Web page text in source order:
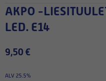
AKPO -LIESITUULETTIMEN LAMPPU
LED. E14
9,50 €
ALV 25.5%